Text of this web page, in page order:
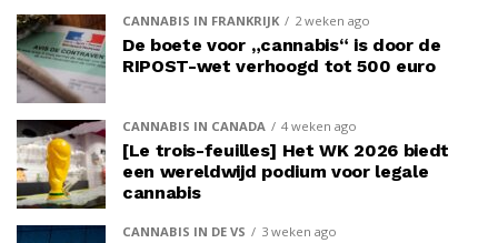
CANNABIS IN FRANKRIJK 2 weken ago
De boete voor „cannabis“ is door de
RIPOST-wet verhoogd tot 500 euro
CANNABIS IN CANADA 4 weken ago
[Le trois-feuilles] Het WK 2026 biedt
een wereldwijd podium voor legale
cannabis
CANNABIS IN DE VS 3 weken ago